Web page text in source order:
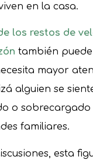
en la casa.
los restos de
también
mayor
alguien se
o
familiares.
esta